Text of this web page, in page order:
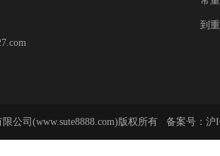
到
公司(www.sute8888.com)版权所有 备案号： 沪